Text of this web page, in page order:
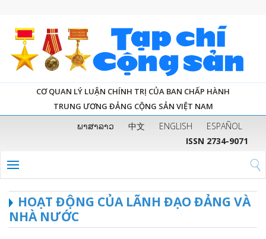
CƠ QUAN LÝ LUẬN CHÍNH TRỊ CỦA BAN CHẤP HÀNH
TRUNG ƯƠNG ĐẢNG CỘNG SẢN VIỆT NAM
ພາສາລາວ 中文 ENGLISH
ESPAÑOL
ISSN 2734-9071
HOẠT ĐỘNG CỦA LÃNH ĐẠO ĐẢNG VÀ
NHÀ NƯỚC